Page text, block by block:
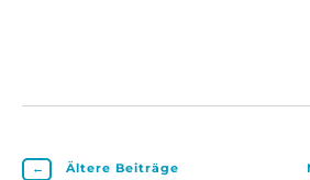
← Ältere Beiträge